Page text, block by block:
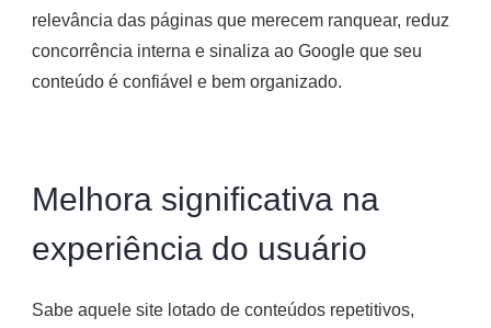
relevância das páginas que merecem ranquear, reduz
concorrência interna e sinaliza ao Google que seu
conteúdo é confiável e bem organizado.
Melhora significativa na
experiência do usuário
Sabe aquele site lotado de conteúdos repetitivos,